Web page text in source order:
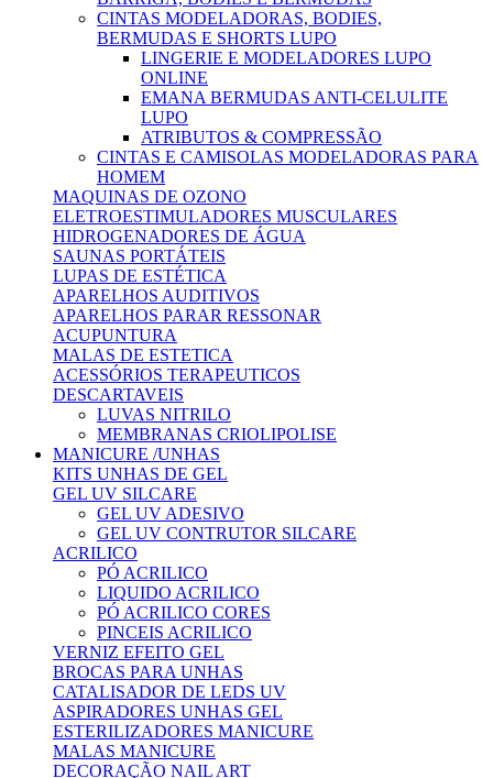
CINTAS MODELADORAS, BODIES,
BERMUDAS E SHORTS LUPO
LINGERIE E MODELADORES LUPO
ONLINE
EMANA BERMUDAS ANTI-CELULITE
LUPO
ATRIBUTOS & COMPRESSÃO
CINTAS E CAMISOLAS MODELADORAS PARA
HOMEM
MAQUINAS DE OZONO
ELETROESTIMULADORES MUSCULARES
HIDROGENADORES DE ÁGUA
SAUNAS PORTÁTEIS
LUPAS DE ESTÉTICA
APARELHOS AUDITIVOS
APARELHOS PARAR RESSONAR
ACUPUNTURA
MALAS DE ESTETICA
ACESSÓRIOS TERAPEUTICOS
DESCARTAVEIS
LUVAS NITRILO
MEMBRANAS CRIOLIPOLISE
MANICURE /UNHAS
KITS UNHAS DE GEL
GEL UV SILCARE
GEL UV ADESIVO
GEL UV CONTRUTOR SILCARE
ACRILICO
PÓ ACRILICO
LIQUIDO ACRILICO
PÓ ACRILICO CORES
PINCEIS ACRILICO
VERNIZ EFEITO GEL
BROCAS PARA UNHAS
CATALISADOR DE LEDS UV
ASPIRADORES UNHAS GEL
ESTERILIZADORES MANICURE
MALAS MANICURE
DECORAÇÃO NAIL ART